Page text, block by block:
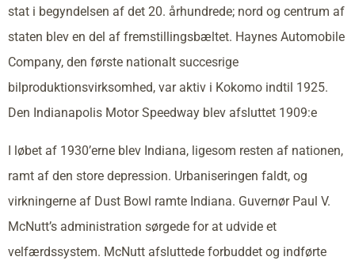
stat i begyndelsen af det 20. århundrede; nord og centrum af
staten blev en del af fremstillingsbæltet. Haynes Automobile
Company, den første nationalt succesrige
bilproduktionsvirksomhed, var aktiv i Kokomo indtil 1925.
Den Indianapolis Motor Speedway blev afsluttet 1909:e
I løbet af 1930’erne blev Indiana, ligesom resten af nationen,
ramt af den store depression. Urbaniseringen faldt, og
virkningerne af Dust Bowl ramte Indiana. Guvernør Paul V.
McNutt’s administration sørgede for at udvide et
velfærdssystem. McNutt afsluttede forbuddet og indførte